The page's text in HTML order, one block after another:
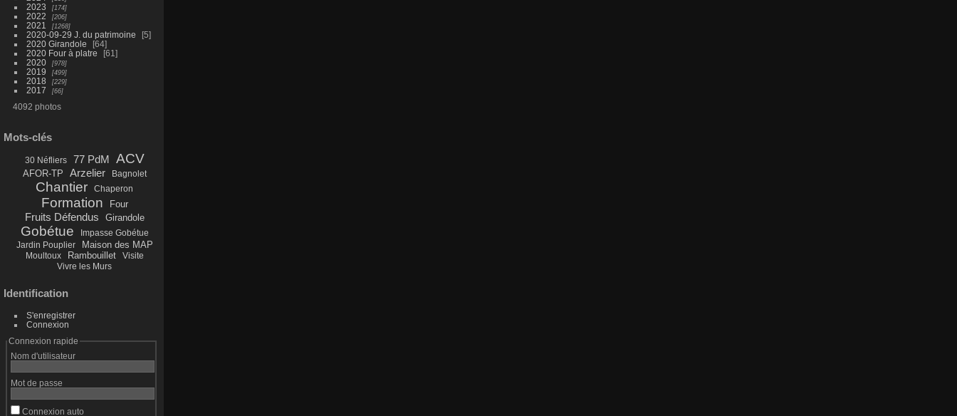
2023 174
2022 206
2021 1268
2020-09-29 J. du patrimoine
5
2020 Girandole
64
2020 Four à platre
61
2020
978
2019 499
2018 229
2017 66
4092 photos
Mots-clés
30 Néfliers 77 PdM ACV
AFOR-TP Arzelier Bagnolet
Chantier Chaperon
Formation Four
Fruits Défendus Girandole
Gobétue
Impasse Gobétue
Jardin Pouplier
Maison des MAP
Moultoux Rambouillet
Visite
Vivre les Murs
Identification
S'enregistrer
Connexion
Connexion rapide
Nom d'utilisateur
Mot de passe
Connexion auto